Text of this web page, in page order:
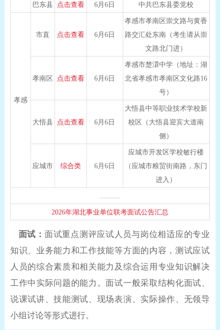
巴东县 点击查看 6月6日 中共巴东县委党校
孝感
市直 点击查看 6月6日
孝感市孝南区崇文路与黄香
路交汇处东南（考生请从崇
文路北门进）
孝南区 点击查看 6月6日
孝感市楚澴中学（地址：湖
北省孝感市孝南区文化路16
号）
大悟县 点击查看 6月6日
大悟县中等职业技术学校新
校区（大悟县迎宾大道南
侧）
应城市 综合类 6月6日
应城市开发区学校敏行楼
（应城市粮贸街南路，东门
进入）
2026年湖北事业单位联考面试公告汇总
面试： 面试重点测评应试人员与岗位相适应的专业
知识、业务能力和工作技能等方面的内容，测试应试
人员的综合素质和相关能力及综合运用专业知识解决
工作中实际问题的能力。面试一般采取结构化面试、
说课试讲、技能测试、现场表演、实际操作、无领导
小组讨论等形式进行。